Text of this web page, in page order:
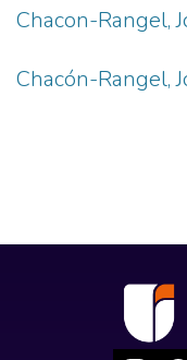
Chacon-Rangel,
Chacón-Rangel,